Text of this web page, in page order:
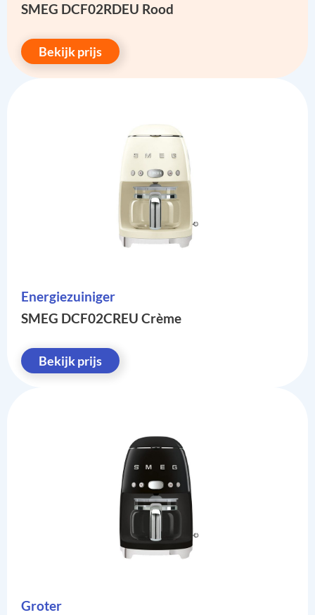
SMEG DCF02RDEU Rood
Bekijk prijs
Energiezuiniger
SMEG DCF02CREU Crème
Bekijk prijs
Groter